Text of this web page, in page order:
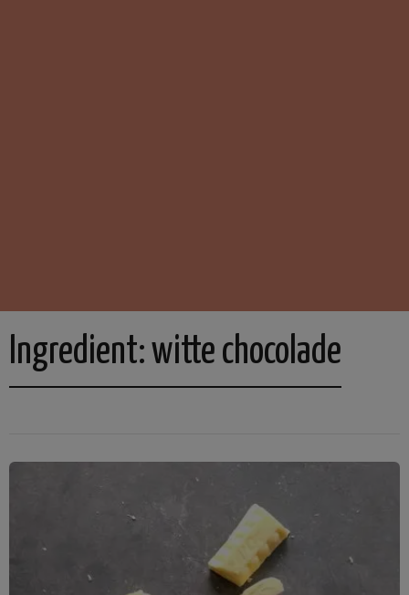
Ingredient:witte chocolade